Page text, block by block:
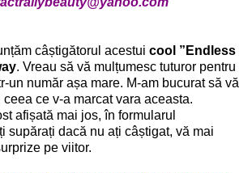
câștigătorul acestui cool ”Endless
. Vreau să vă mulțumesc tuturor pentru
un număr așa mare. M-am bucurat să vă
ce v-a marcat vara aceasta.
afișată mai jos, în formularul
supărați dacă nu ați câștigat, vă mai
pe viitor.